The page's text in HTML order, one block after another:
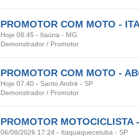
PROMOTOR COM MOTO -
Hoje 08:45 - Itaúna - MG
Demonstrador / Promotor
PROMOTOR COM MOTO -
Hoje 07:40 - Santo André - SP
Demonstrador / Promotor
PROMOTOR
06/08/2026 17:24 - Itaquaquecetuba - SP